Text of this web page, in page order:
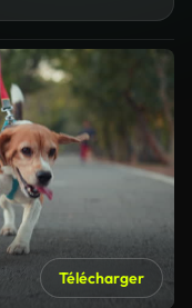
Télécharger